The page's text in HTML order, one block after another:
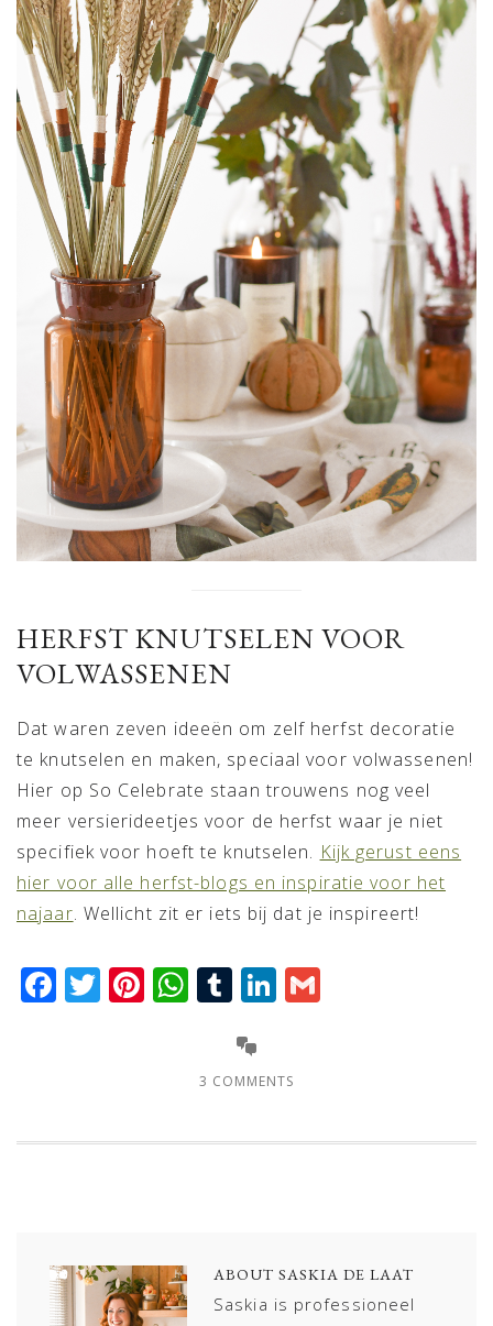
HERFST KNUTSELEN VOOR
VOLWASSENEN
Dat waren zeven ideeën om zelf herfst decoratie
te knutselen en maken, speciaal voor volwassenen!
Hier op So Celebrate staan trouwens nog veel
meer versierideetjes voor de herfst waar je niet
specifiek voor hoeft te knutselen. Kijk gerust eens
hier voor alle herfst-blogs en inspiratie voor het
najaar. Wellicht zit er iets bij dat je inspireert!
Facebook
Twitter
Pinterest
WhatsApp
TumblrLinkedIn
3 COMMENTS
ABOUT SASKIA DE LAAT
Saskia is professioneel